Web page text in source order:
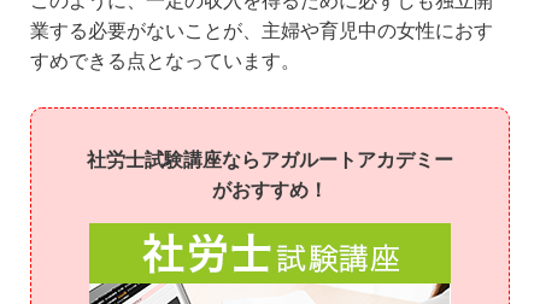
業する必要がないことが、主婦や育児中の女性におす
すめできる点となっています。
社労士試験講座ならアガルートアカデミー
がおすすめ！